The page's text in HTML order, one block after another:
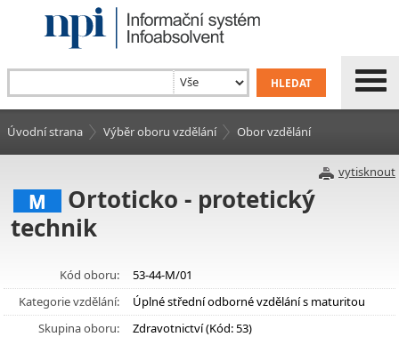
Úvodní strana Výběr oboru vzdělání Obor vzdělání
vytisknout
M
Ortoticko - protetický
technik
Kód oboru:
53-44-M/01
Kategorie vzdělání:
Úplné střední odborné vzdělání s maturitou
Skupina oboru:
Zdravotnictví (Kód: 53)